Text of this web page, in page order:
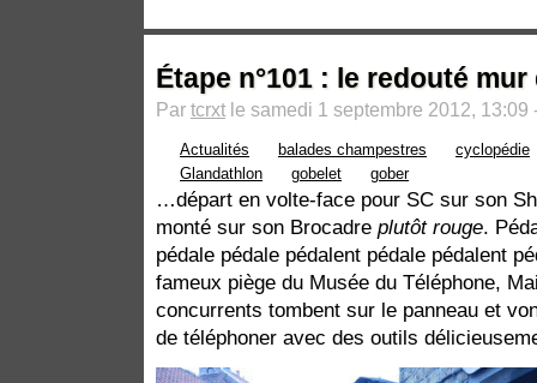
Étape n°101 : le redouté
Par tcrxt le samedi 1 septembre 2012, 13:09
Actualités balades champestres
cyclopédie
Glandathlon
gobelet gober
…départ en volte-face pour SC sur son
monté sur son Brocadre plutôt rouge.
pédale pédale pédalent pédale pédalent
fameux piège du Musée du Téléphone,
concurrents tombent sur le panneau et
de téléphoner avec des outils